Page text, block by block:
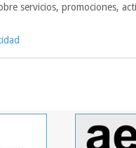
servicios, promociones,